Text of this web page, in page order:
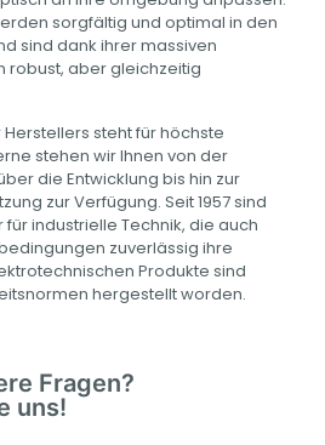
sorgfältig und optimal in den
sind dank ihrer massiven
robust, aber gleichzeitig
steht für höchste
stehen wir Ihnen von der
die Entwicklung bis hin zur
zur Verfügung. Seit 1957 sind
industrielle Technik, die auch
zuverlässig ihre
Produkte sind
hergestellt worden.
Fragen?
uns!